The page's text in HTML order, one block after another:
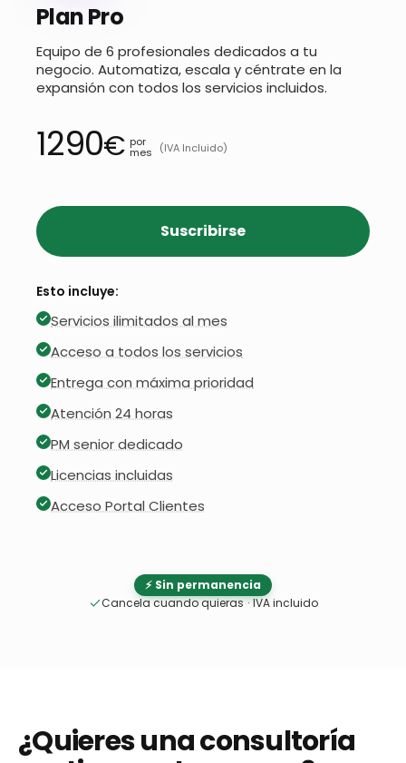
Plan Pro
Equipo de 6 profesionales dedicados a tu
negocio. Automatiza, escala y céntrate en la
expansión con todos los servicios incluidos.
1290€ por
mes (IVA Incluido)
Suscribirse
Esto incluye:
Servicios ilimitados al mes
Acceso a todos los servicios
Entrega con máxima prioridad
Atención 24 horas
PM senior dedicado
Licencias incluidas
Acceso Portal Clientes
⚡ Sin permanencia
Cancela cuando quieras · IVA incluido
¿Quieres una consultoría